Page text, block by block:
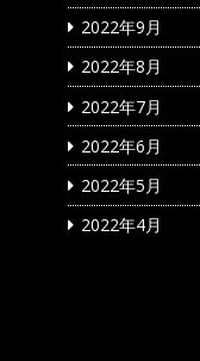
2022年9月
2022年8月
2022年7月
2022年6月
2022年5月
2022年4月